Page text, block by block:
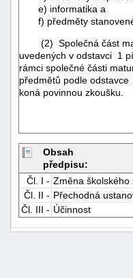
e) informatika a
f) předměty stanovené
(2) Společná část
uvedených v odstavci 1
rámci společné části
předmětů podle
koná povinnou zkoušku.
Obsah
předpisu:
Čl. I - Změna školského
Čl. II - Přechodná
Čl. III - Účinnost